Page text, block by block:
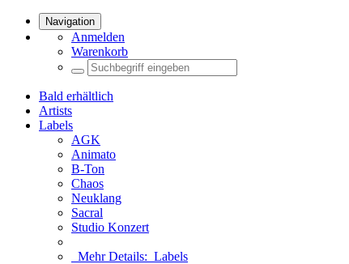
Navigation
Anmelden
Warenkorb
Bald erhältlich
Artists
Labels
AGK
Animato
B-Ton
Chaos
Neuklang
Sacral
Studio Konzert
Mehr Details: Labels